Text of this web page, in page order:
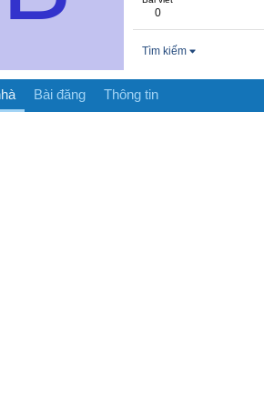
0
Tìm kiếm
Bài đăng Thông tin